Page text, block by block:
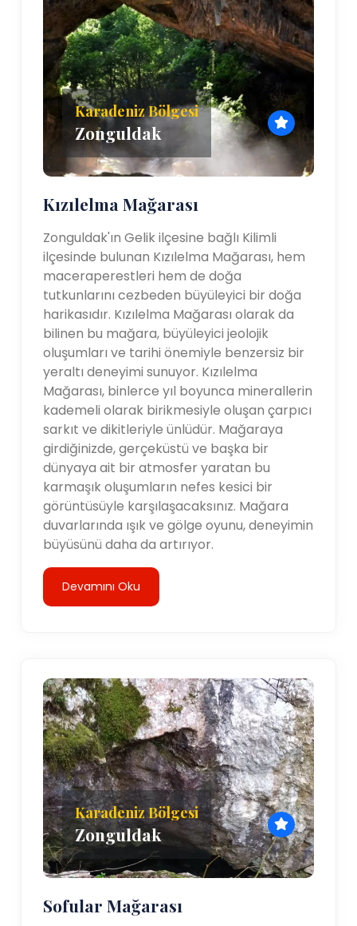
Karadeniz Bölgesi
Zonguldak
Kızılelma Mağarası
Zonguldak'ın Gelik ilçesine bağlı Kilimli
ilçesinde bulunan Kızılelma Mağarası, hem
maceraperestleri hem de doğa
tutkunlarını cezbeden büyüleyici bir doğa
harikasıdır. Kızılelma Mağarası olarak da
bilinen bu mağara, büyüleyici jeolojik
oluşumları ve tarihi önemiyle benzersiz bir
yeraltı deneyimi sunuyor. Kızılelma
Mağarası, binlerce yıl boyunca minerallerin
kademeli olarak birikmesiyle oluşan çarpıcı
sarkıt ve dikitleriyle ünlüdür. Mağaraya
girdiğinizde, gerçeküstü ve başka bir
dünyaya ait bir atmosfer yaratan bu
karmaşık oluşumların nefes kesici bir
görüntüsüyle karşılaşacaksınız. Mağara
duvarlarında ışık ve gölge oyunu, deneyimin
büyüsünü daha da artırıyor.
Devamını Oku
Karadeniz Bölgesi
Zonguldak
Sofular Mağarası